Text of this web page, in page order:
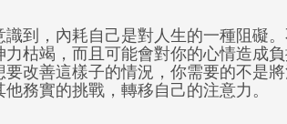
識到，內耗自己是對人生的一種阻礙
力枯竭，而且可能會對你的心情造成
要改善這樣子的情況，你需要的不是
務實的挑戰，轉移自己的注意力。